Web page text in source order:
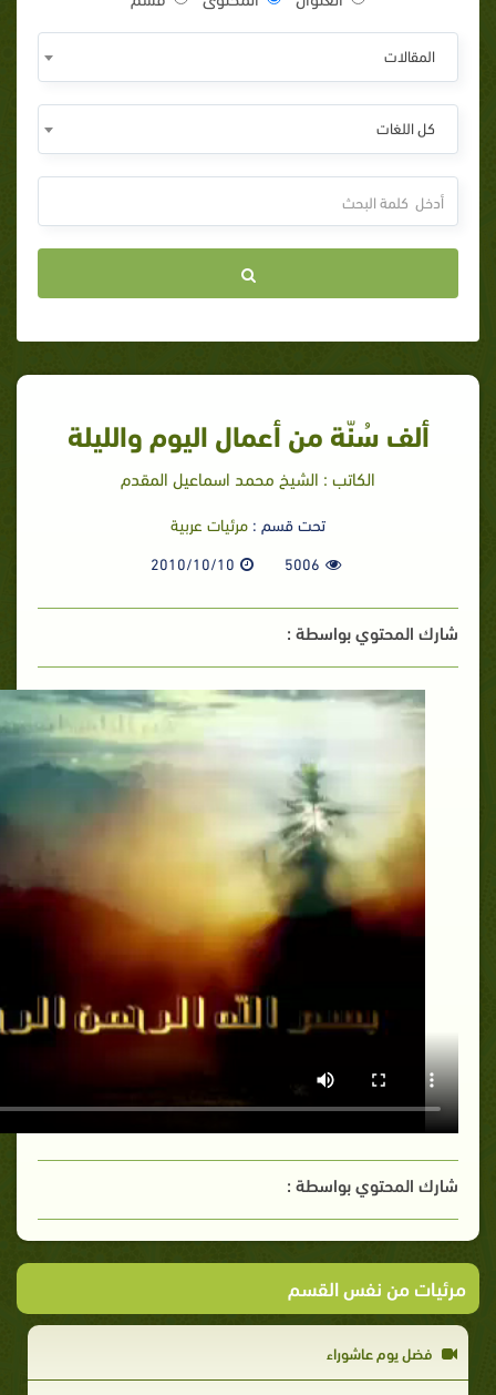
المقالات
كل اللغات
ألف سُنّة من أعمال اليوم والليلة
الكاتب : الشيخ محمد اسماعيل المقدم
تحت قسم : مرئيات عربية
5006
2010/10/10
شارك المحتوي بواسطة :
شارك المحتوي بواسطة :
مرئيات من نفس القسم
فضل يوم عاشوراء